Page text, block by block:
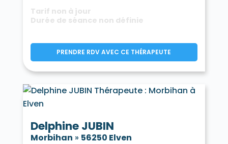
Tarif non à jour
Durée de séance non définie
PRENDRE RDV AVEC CE THÉRAPEUTE
Delphine JUBIN
Morbihan » 56250 Elven